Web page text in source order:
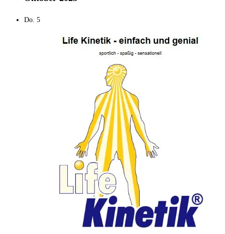
Do. 5